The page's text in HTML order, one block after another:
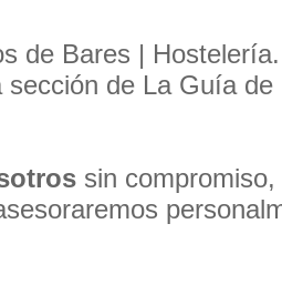
de Bares |
sección de La Guía
sin